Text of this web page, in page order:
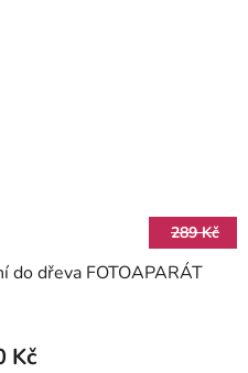
289 Kč
do dřeva FOTOAPARÁT
Kč